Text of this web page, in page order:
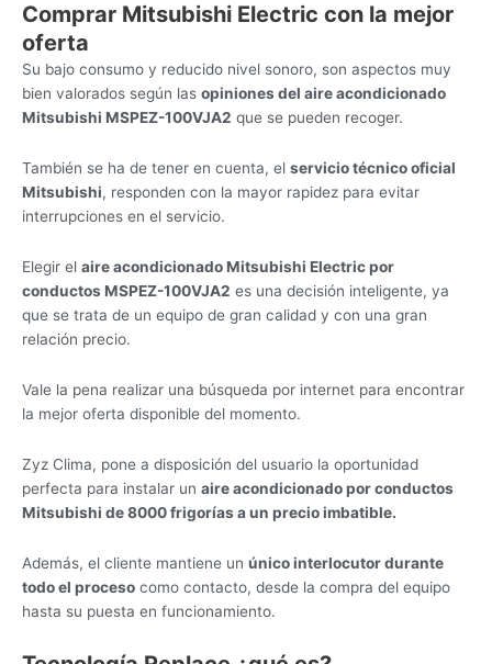
Comprar Mitsubishi Electric con la mejor
oferta
Su bajo consumo y reducido nivel sonoro, son aspectos muy
bien valorados según las opiniones del aire acondicionado
Mitsubishi MSPEZ-100VJA2 que se pueden recoger.
También se ha de tener en cuenta, el servicio técnico oficial
Mitsubishi, responden con la mayor rapidez para evitar
interrupciones en el servicio.
Elegir el aire acondicionado Mitsubishi Electric por
conductos MSPEZ-100VJA2 es una decisión inteligente, ya
que se trata de un equipo de gran calidad y con una gran
relación precio.
Vale la pena realizar una búsqueda por internet para encontrar
la mejor oferta disponible del momento.
Zyz Clima, pone a disposición del usuario la oportunidad
perfecta para instalar un aire acondicionado por conductos
Mitsubishi de 8000 frigorías a un precio imbatible.
Además, el cliente mantiene un único interlocutor durante
todo el proceso como contacto, desde la compra del equipo
hasta su puesta en funcionamiento.